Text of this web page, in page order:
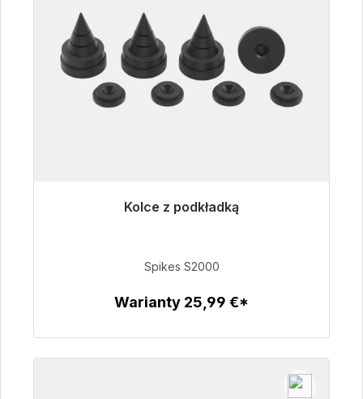
Kolce z podkładką
Gotowy do natychmiastowej wysyłki, czas
51,49 €
Spikes S2000
Warianty 25,99 €*